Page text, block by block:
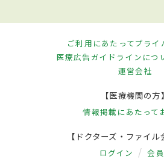
ご利用にあたってプライ
医療広告ガイドラインにつ
運営会社
【医療機関の方】
情報掲載にあたって
【ドクターズ・ファイル
ログイン 会